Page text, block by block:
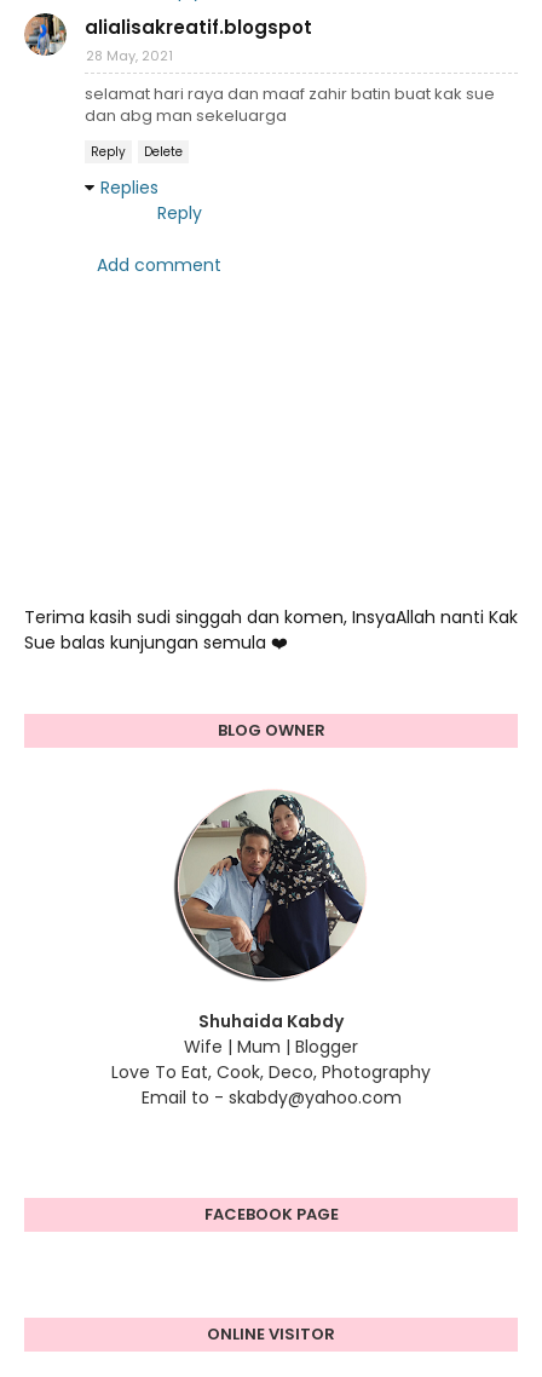
alialisakreatif.blogspot
28 May, 2021
selamat hari raya dan maaf zahir batin buat kak sue
dan abg man sekeluarga
Reply Delete
Replies
Reply
Add comment
Terima kasih sudi singgah dan komen, InsyaAllah nanti Kak
Sue balas kunjungan semula ❤️
BLOG OWNER
Shuhaida Kabdy
Wife | Mum | Blogger
Love To Eat, Cook, Deco, Photography
Email to - skabdy@yahoo.com
FACEBOOK PAGE
ONLINE VISITOR